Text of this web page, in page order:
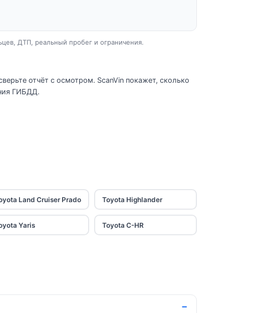
ДТП, реальный пробег и ограничения.
отчёт с осмотром. ScanVin покажет, сколько
ГИБДД.
Land Cruiser Prado Toyota Highlander
Yaris Toyota C-HR